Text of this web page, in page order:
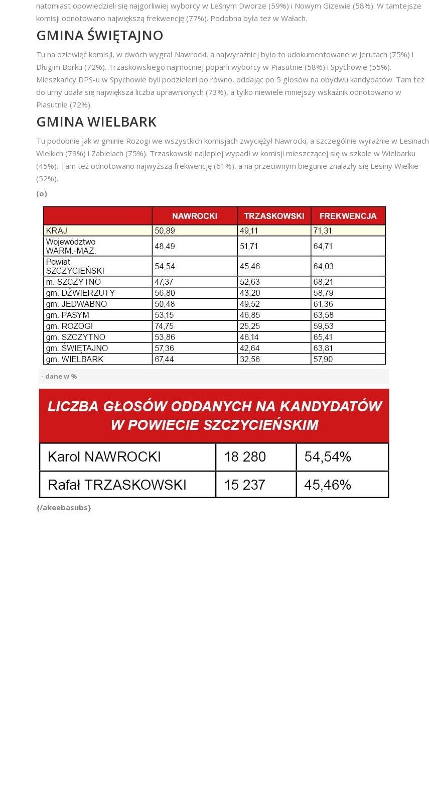
natomiast opowiedzieli się najgorliwiej wyborcy w Leśnym Dworze (59%) i Nowym Gizewie (58%). W tamtejsze
komisji odnotowano największą frekwencję (77%). Podobna była też w Wałach.
GMINA ŚWIĘTAJNO
Tu na dziewięć komisji, w dwóch wygrał Nawrocki, a najwyraźniej było to udokumentowane w Jerutach (75%) i
Długim Borku (72%). Trzaskowskiego najmocniej poparli wyborcy w Piasutnie (58%) i Spychowie (55%).
Mieszkańcy DPS-u w Spychowie byli podzieleni po równo, oddając po 5 głosów na obydwu kandydatów. Tam też
do urny udała się największa liczba uprawnionych (73%), a tylko niewiele mniejszy wskaźnik odnotowano w
Piasutnie (72%).
GMINA WIELBARK
Tu podobnie jak w gminie Rozogi we wszystkich komisjach zwyciężył Nawrocki, a szczególnie wyraźnie w Lesinach
Wielkich (79%) i Zabielach (75%). Trzaskowski najlepiej wypadł w komisji mieszczącej się w szkole w Wielbarku
(45%). Tam też odnotowano najwyższą frekwencję (61%), a na przeciwnym biegunie znalazły się Lesiny Wielkie
(52%).
(o)
- dane w %
{/akeebasubs}